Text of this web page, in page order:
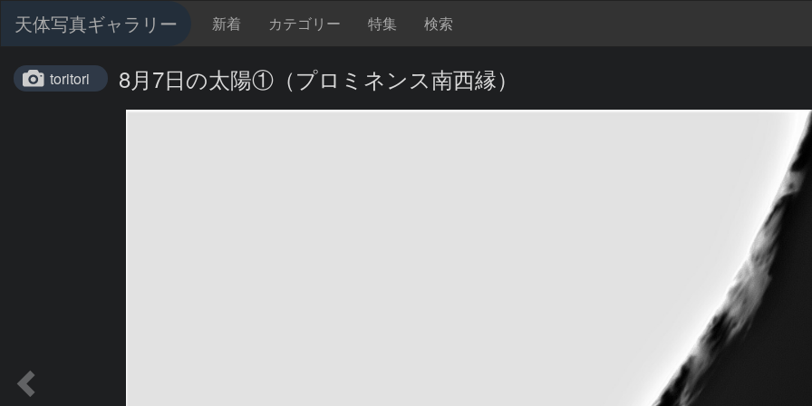
天体写真ギャラリー 新着 カテゴリー 特集 検索
toritori 8月7日の太陽①（プロミネンス南西縁）